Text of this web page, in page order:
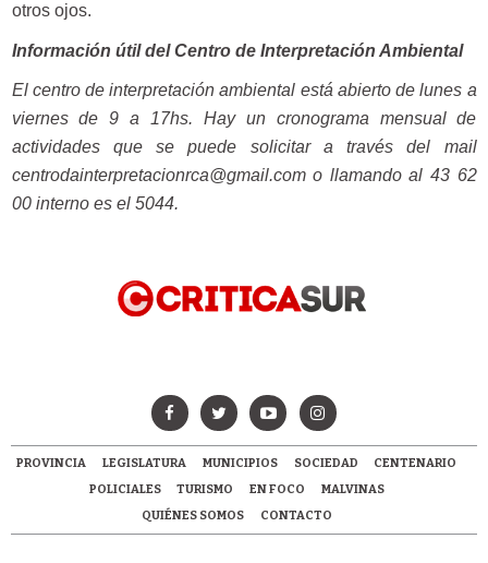
otros ojos.
Información útil del Centro de Interpretación Ambiental
El centro de interpretación ambiental está abierto de lunes a
viernes de 9 a 17hs. Hay un cronograma mensual de
actividades que se puede solicitar a través del mail
centrodainterpretacionrca@gmail.como llamando al 43 62
00 interno es el 5044.
PROVINCIA LEGISLATURA MUNICIPIOS SOCIEDAD
CENTENARIO
POLICIALES
TURISMO EN FOCO
MALVINAS
QUIÉNES SOMOS
CONTACTO